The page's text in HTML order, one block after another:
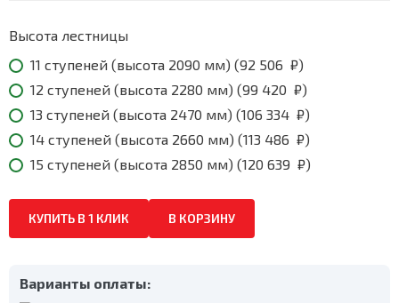
₽
Высота лестницы
11 ступеней (высота 2090 мм) (92 506 ₽)
12 ступеней (высота 2280 мм) (99 420 ₽)
13 ступеней (высота 2470 мм) (106 334 ₽)
14 ступеней (высота 2660 мм) (113 486 ₽)
15 ступеней (высота 2850 мм) (120 639 ₽)
КУПИТЬ В 1 КЛИК В КОРЗИНУ
Варианты оплаты: